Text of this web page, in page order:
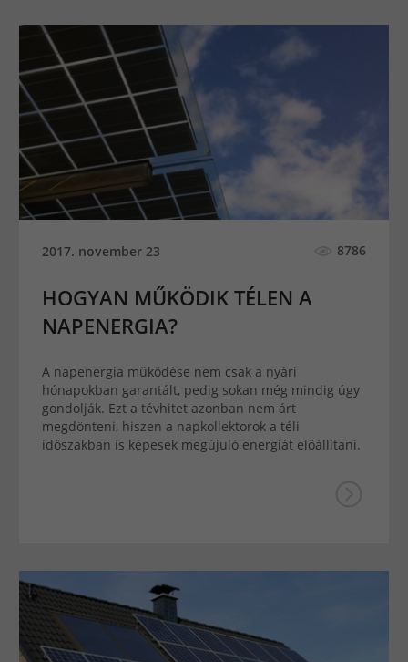
2017. november 23 8786
HOGYAN MŰKÖDIK TÉLEN A
NAPENERGIA?
A napenergia működése nem csak a nyári
hónapokban garantált, pedig sokan még mindig úgy
gondolják. Ezt a tévhitet azonban nem árt
megdönteni, hiszen a napkollektorok a téli
időszakban is képesek megújuló energiát előállítani.